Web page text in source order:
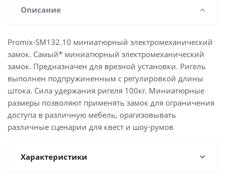
Описание
Promix-SM132.10 миниатюрный электромеханический
замок. Самый* миниатюрный электромеханический
замок. Предназначен для врезной установки. Ригель
выполнен подпружиненным с регулировкой длины
штока. Сила удержания ригеля 100кг. Миниатюрные
размеры позволяют применять замок для ограничения
доступа в различную мебель, орагизовывать
различные сценарии для квест и шоу-румов
Характеристики